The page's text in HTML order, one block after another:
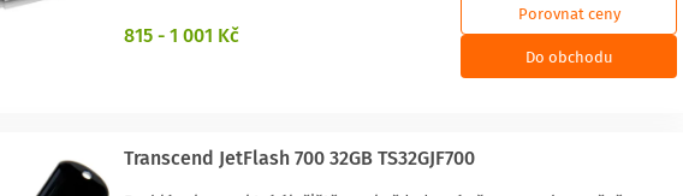
815 - 1 001 Kč
Porovnat ceny
Do obchodu
Transcend JetFlash 700 32GB TS32GJF700